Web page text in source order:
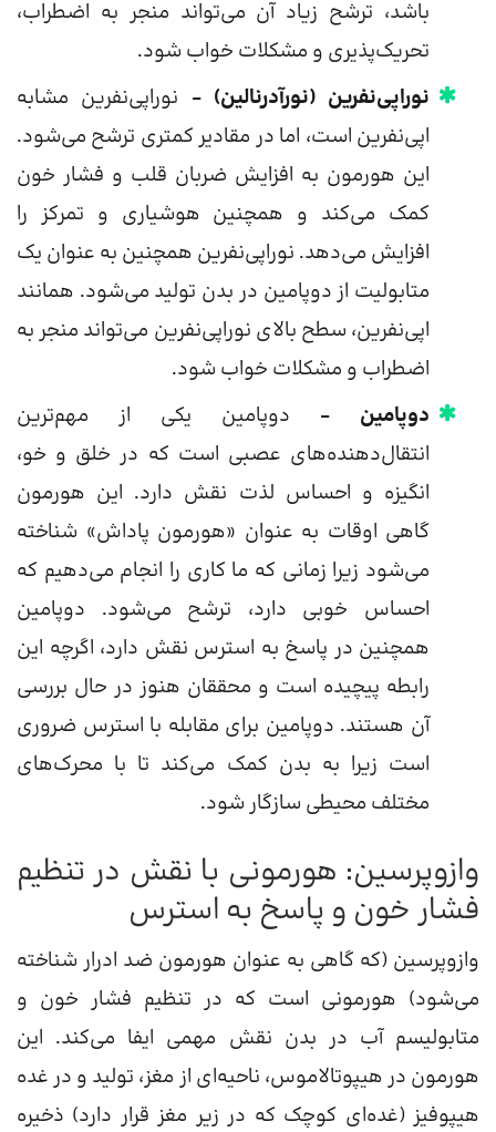
باشد، ترشح زیاد آن می‌تواند منجر به اضطراب،
تحریک‌پذیری و مشکلات خواب شود.
نوراپی‌نفرین (نورآدرنالین) – نوراپی‌نفرین مشابه
اپی‌نفرین است، اما در مقادیر کمتری ترشح می‌شود.
این هورمون به افزایش ضربان قلب و فشار خون
کمک می‌کند و همچنین هوشیاری و تمرکز را
افزایش می‌دهد. نوراپی‌نفرین همچنین به عنوان یک
متابولیت از دوپامین در بدن تولید می‌شود. همانند
اپی‌نفرین، سطح بالای نوراپی‌نفرین می‌تواند منجر به
اضطراب و مشکلات خواب شود.
دوپامین – دوپامین یکی از مهم‌ترین
انتقال‌دهنده‌های عصبی است که در خلق و خو،
انگیزه و احساس لذت نقش دارد. این هورمون
گاهی اوقات به عنوان «هورمون پاداش» شناخته
می‌شود زیرا زمانی که ما کاری را انجام می‌دهیم که
احساس خوبی دارد، ترشح می‌شود. دوپامین
همچنین در پاسخ به استرس نقش دارد، اگرچه این
رابطه پیچیده است و محققان هنوز در حال بررسی
آن هستند. دوپامین برای مقابله با استرس ضروری
است زیرا به بدن کمک می‌کند تا با محرک‌های
مختلف محیطی سازگار شود.
وازوپرسین: هورمونی با نقش در تنظیم
فشار خون و پاسخ به استرس
وازوپرسین (که گاهی به عنوان هورمون ضد ادرار شناخته
می‌شود) هورمونی است که در تنظیم فشار خون و
متابولیسم آب در بدن نقش مهمی ایفا می‌کند. این
هورمون در هیپوتالاموس، ناحیه‌ای از مغز، تولید و در غده
هیپوفیز (غده‌ای کوچک که در زیر مغز قرار دارد) ذخیره